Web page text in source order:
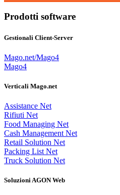
Prodotti software
Gestionali Client-Server
Mago.net/Mago4
Mago4
Verticali Mago.net
Assistance Net
Rifiuti Net
Food Managing Net
Cash Management Net
Retail Solution Net
Packing List Net
Truck Solution Net
Soluzioni AGON Web